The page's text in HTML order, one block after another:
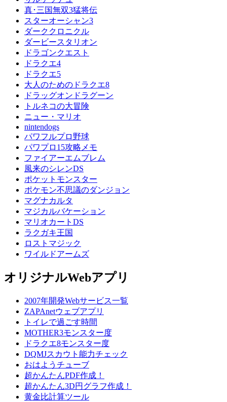
真･三国無双3猛将伝
スターオーシャン3
ダーククロニクル
ダービースタリオン
ドラゴンクエスト
ドラクエ4
ドラクエ5
大人のためのドラクエ8
ドラッグオンドラグーン
トルネコの大冒険
ニュー・マリオ
nintendogs
パワフルプロ野球
パワプロ15攻略メモ
ファイアーエムブレム
風来のシレンDS
ポケットモンスター
ポケモン不思議のダンジョン
マグナカルタ
マジカルバケーション
マリオカートDS
ラクガキ王国
ロストマジック
ワイルドアームズ
オリジナルWebアプリ
2007年開発Webサービス一覧
ZAPAnetウェブアプリ
トイレで過ごす時間
MOTHER3モンスター度
ドラクエ8モンスター度
DQMJスカウト能力チェック
おはようチューブ
超かんたんPDF作成！
超かんたん3D円グラフ作成！
黄金比計算ツール